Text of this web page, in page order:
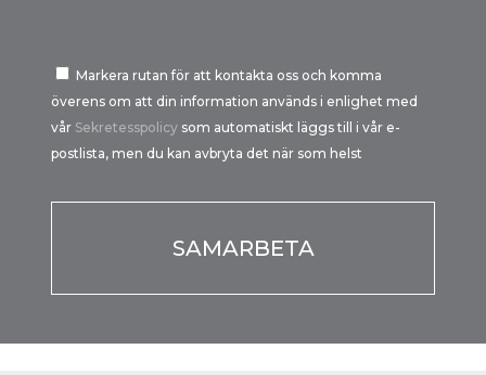
Markera rutan för att kontakta oss och komma
överens om att din information används i enlighet med
vår Sekretesspolicy som automatiskt läggs till i vår e-
postlista, men du kan avbryta det när som helst